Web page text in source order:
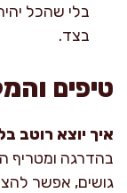
בלי שהכל
בצד.
טיפים
איך יוצא רוטב
בהדרגה ומטריף